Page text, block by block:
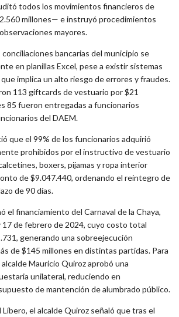
todos los movimientos financieros de
millones— e instruyó procedimientos
mayores.
bancarias del municipio se
en planillas Excel, pese a existir sistemas
implica un alto riesgo de errores y fraudes.
113 giftcards de vestuario por $21
85 fueron entregadas a funcionarios
del DAEM.
que el 99% de los funcionarios adquirió
prohibidos por el instructivo de vestuario
boxers, pijamas y ropa interior
de $9.047.440, ordenando el reintegro de
de 90 días.
el financiamiento del Carnaval de la Chaya,
17 de febrero de 2024, cuyo costo total
generando una sobreejecución
de $145 millones en distintas partidas. Para
Mauricio Quiroz aprobó una
unilateral, reduciendo en
de mantención de alumbrado público.
Líbero, el alcalde Quiroz señaló que tras el